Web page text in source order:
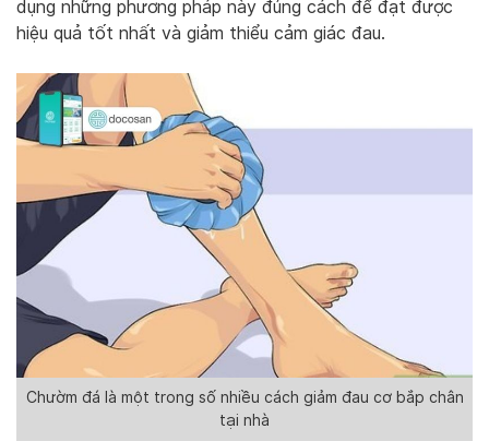
dụng những phương pháp này đúng cách để đạt được
hiệu quả tốt nhất và giảm thiểu cảm giác đau.
Chườm đá là một trong số nhiều cách giảm đau cơ bắp chân
tại nhà